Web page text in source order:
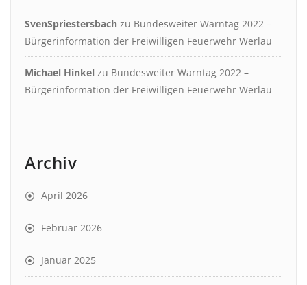
SvenSpriestersbach zu Bundesweiter Warntag 2022 –
Bürgerinformation der Freiwilligen Feuerwehr Werlau
Michael Hinkel zu Bundesweiter Warntag 2022 –
Bürgerinformation der Freiwilligen Feuerwehr Werlau
Archiv
April 2026
Februar 2026
Januar 2025